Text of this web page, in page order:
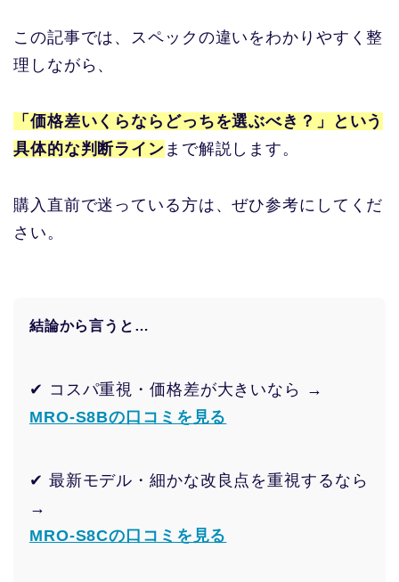
この記事では、スペックの違いをわかりやすく整
理しながら、
「価格差いくらならどっちを選ぶべき？」
という
具体的な判断ライン まで解説します。
購入直前で迷っている方は、ぜひ参考にしてくだ
さい。
結論から言うと…
✔ コスパ重視・価格差が大きいなら →
MRO-S8Bの口コミを見る
✔ 最新モデル・細かな改良点を重視するなら
→
MRO-S8Cの口コミを見る